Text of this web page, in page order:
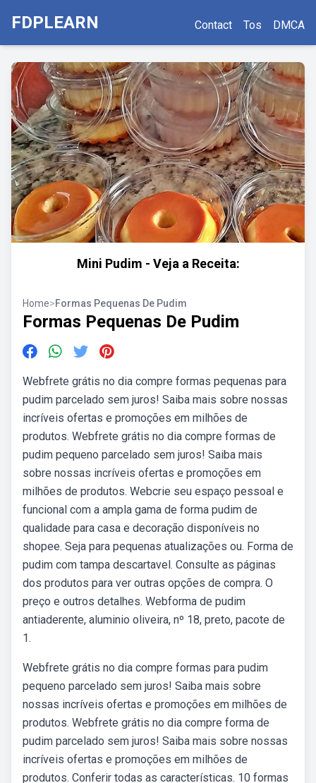
FDPLEARN Contact Tos DMCA
Mini Pudim - Veja a Receita:
Home>Formas Pequenas De Pudim
Formas Pequenas De Pudim
Webfrete grátis no dia compre formas pequenas para
pudim parcelado sem juros! Saiba mais sobre nossas
incríveis ofertas e promoções em milhões de
produtos. Webfrete grátis no dia compre formas de
pudim pequeno parcelado sem juros! Saiba mais
sobre nossas incríveis ofertas e promoções em
milhões de produtos. Webcrie seu espaço pessoal e
funcional com a ampla gama de forma pudim de
qualidade para casa e decoração disponíveis no
shopee. Seja para pequenas atualizações ou. Forma de
pudim com tampa descartavel. Consulte as páginas
dos produtos para ver outras opções de compra. O
preço e outros detalhes. Webforma de pudim
antiaderente, aluminio oliveira, nº 18, preto, pacote de
1.
Webfrete grátis no dia compre formas para pudim
pequeno parcelado sem juros! Saiba mais sobre
nossas incríveis ofertas e promoções em milhões de
produtos. Webfrete grátis no dia compre forma de
pudim parcelado sem juros! Saiba mais sobre nossas
incríveis ofertas e promoções em milhões de
produtos. Conferir todas as características. 10 formas